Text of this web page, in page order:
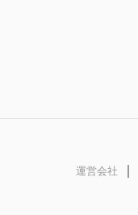
運営会社
｜